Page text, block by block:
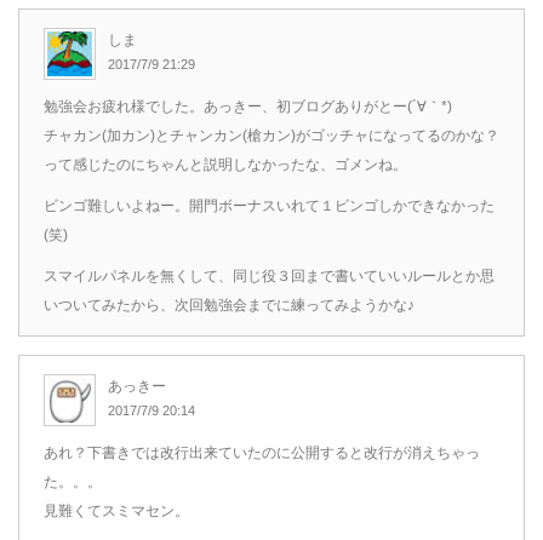
しま
2017/7/9 21:29
勉強会お疲れ様でした。あっきー、初ブログありがとー(´∀｀*)
チャカン(加カン)とチャンカン(槍カン)がゴッチャになってるのかな？
って感じたのにちゃんと説明しなかったな、ゴメンね。
ビンゴ難しいよねー。開門ボーナスいれて１ビンゴしかできなかった
(笑)
スマイルパネルを無くして、同じ役３回まで書いていいルールとか思
いついてみたから、次回勉強会までに練ってみようかな♪
あっきー
2017/7/9 20:14
あれ？下書きでは改行出来ていたのに公開すると改行が消えちゃっ
た。。。
見難くてスミマセン。